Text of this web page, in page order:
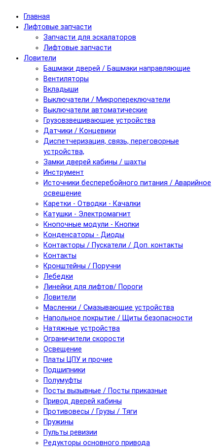
Главная
Лифтовые запчасти
Запчасти для эскалаторов
Лифтовые запчасти
Ловители
Башмаки дверей / Башмаки направляющие
Вентиляторы
Вкладыши
Выключатели / Микропереключатели
Выключатели автоматические
Грузовзвешивающие устройства
Датчики / Концевики
Диспетчеризация, связь, переговорные
устройства,
Замки дверей кабины / шахты
Инструмент
Источники бесперебойного питания / Аварийное
освещение
Каретки - Отводки - Качалки
Катушки - Электромагнит
Кнопочные модули - Кнопки
Конденсаторы - Диоды
Контакторы / Пускатели / Доп. контакты
Контакты
Кронштейны / Поручни
Лебедки
Линейки для лифтов/ Пороги
Ловители
Масленки / Смазывающие устройства
Напольное покрытие / Щиты безопасности
Натяжные устройства
Ограничители скорости
Освещение
Платы ЦПУ и прочие
Подшипники
Полумуфты
Посты вызывные / Посты приказные
Привод дверей кабины
Противовесы / Грузы / Тяги
Пружины
Пульты ревизии
Редукторы основного привода